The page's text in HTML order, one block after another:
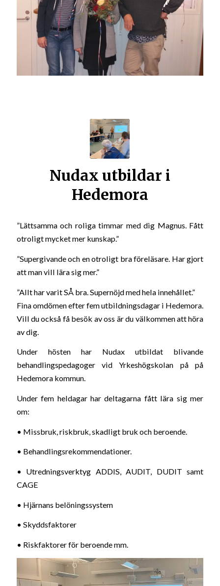
Nudax utbildar i
Hedemora
”Lättsamma och roliga timmar med dig Magnus. Fått
otroligt mycket mer kunskap.”
”Supergivande och en otroligt bra föreläsare. Har gjort
att man vill lära sig mer.”
”Allt har varit SÅ bra. Supernöjd med hela innehållet.”
Fina omdömen efter fem utbildningsdagar i Hedemora.
Vill du också få besök av oss är du välkommen att höra
av dig.
Under hösten har Nudax utbildat blivande
behandlingspedagoger vid Yrkeshögskolan på på
Hedemora kommun.
Under fem heldagar har deltagarna fått lära sig mer
om:
• Missbruk, riskbruk, skadligt bruk och beroende.
• Behandlingsrekommendationer.
• Utredningsverktyg ADDIS, AUDIT, DUDIT samt
CAGE
• Hjärnans belöningssystem
• Skyddsfaktorer
• Riskfaktorer för beroende mm.